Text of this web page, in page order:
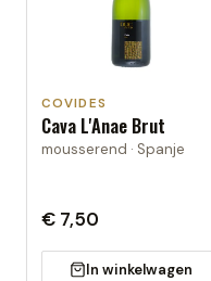
COVIDES
Cava L'Anae Brut
mousserend · Spanje
€ 7,50
In winkelwagen